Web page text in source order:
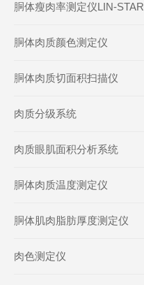
胴体瘦肉率测定仪LIN-STAR
胴体肉质颜色测定仪
胴体肉质切面积扫描仪
肉质分级系统
肉质眼肌面积分析系统
胴体肉质温度测定仪
胴体肌肉脂肪厚度测定仪
肉色测定仪